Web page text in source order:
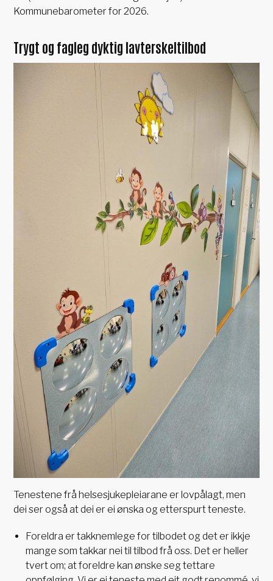
Kommunebarometer for 2026.
Trygt og fagleg dyktig lavterskeltilbod
Tenestene frå helsesjukepleiarane er lovpålagt, men
dei ser også at dei er ei ønska og etterspurt teneste.
Foreldra er takknemlege for tilbodet og det er ikkje
mange som takkar nei til tilbod frå oss. Det er heller
tvert om; at foreldre kan ønske seg tettare